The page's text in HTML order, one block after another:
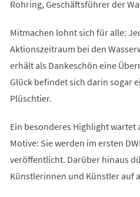
Rohring, Geschäftsführer der
Mitmachen lohnt sich für alle:
Aktionszeitraum bei den
erhält als Dankeschön eine
Glück befindet sich darin sogar
Plüschtier.
Ein besonderes Highlight wartet
Motive: Sie werden im ersten
veröffentlicht. Darüber hinaus
Künstlerinnen und Künstler auf